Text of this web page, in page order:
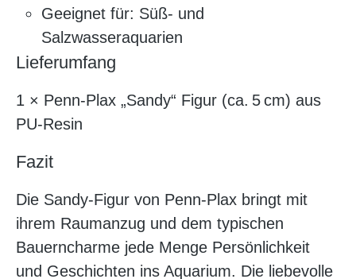
Geeignet für: Süß- und
Salzwasseraquarien
Lieferumfang
1 × Penn‑Plax „Sandy“ Figur (ca. 5 cm) aus
PU‑Resin
Fazit
Die Sandy-Figur von Penn‑Plax bringt mit
ihrem Raumanzug und dem typischen
Bauerncharme jede Menge Persönlichkeit
und Geschichten ins Aquarium. Die liebevolle